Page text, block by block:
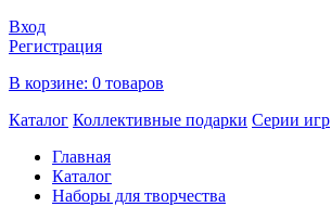
Вход
Регистрация
В корзине: 0 товаров
Каталог Коллективные подарки Серии игр
Главная
Каталог
Наборы для творчества